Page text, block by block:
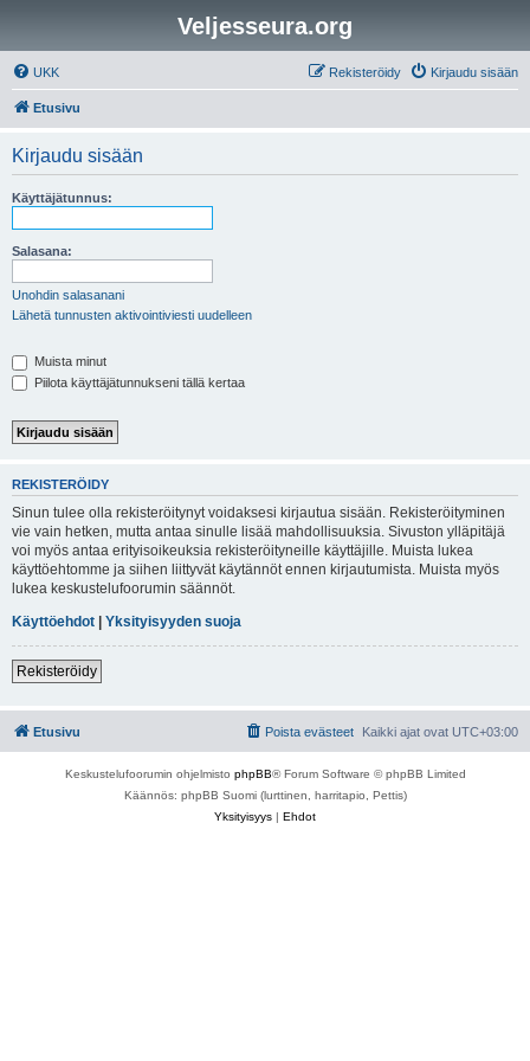
Veljesseura.org
UKK Kirjaudu sisään
Rekisteröidy
Etusivu
Kirjaudu sisään
Käyttäjätunnus:
Salasana:
Unohdin salasanani
Lähetä tunnusten aktivointiviesti uudelleen
Muista minut
Piilota käyttäjätunnukseni tällä kertaa
REKISTERÖIDY
Sinun tulee olla rekisteröitynyt voidaksesi kirjautua sisään. Rekisteröityminen
vie vain hetken, mutta antaa sinulle lisää mahdollisuuksia. Sivuston ylläpitäjä
voi myös antaa erityisoikeuksia rekisteröityneille käyttäjille. Muista lukea
käyttöehtomme ja siihen liittyvät käytännöt ennen kirjautumista. Muista myös
lukea keskustelufoorumin säännöt.
Käyttöehdot | Yksityisyyden suoja
Rekisteröidy
Etusivu Kaikki ajat ovat UTC+03:00
Poista evästeet
Keskustelufoorumin ohjelmisto phpBB® Forum Software © phpBB Limited
Käännös: phpBB Suomi (lurttinen, harritapio, Pettis)
Yksityisyys | Ehdot